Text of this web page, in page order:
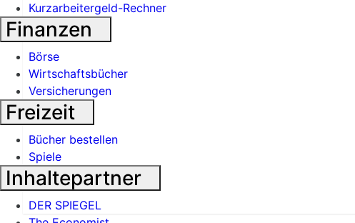
Kurzarbeitergeld-Rechner
Finanzen
Börse
Wirtschaftsbücher
Versicherungen
Freizeit
Bücher bestellen
Spiele
Inhaltepartner
DER SPIEGEL